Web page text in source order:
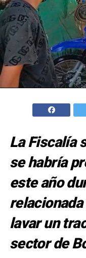
La Fiscalía
se habría
este año
lavar un
sector de